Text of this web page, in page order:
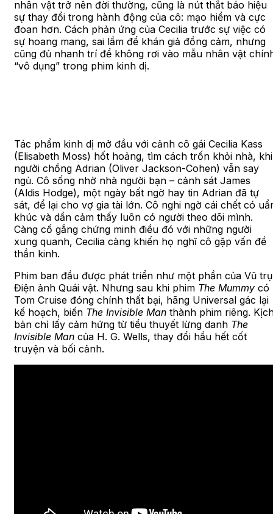
nhân vật trở nên đời thường, cũng là nút thắt báo hiệu
sự thay đổi trong hành động của cô: mạo hiểm và cực
đoan hơn. Cách phản ứng của Cecilia trước sự việc có
sự hoang mang, sai lầm để khán giả đồng cảm, nhưng
cũng đủ nhanh trí để không rơi vào mẫu nhân vật
“vô dụng” trong phim kinh dị.
Tác phẩm kinh dị mở đầu với cảnh cô gái Cecilia Kass
(Elisabeth Moss) hốt hoảng, tìm cách trốn khỏi nhà, khi
người chồng Adrian (Oliver Jackson-Cohen) vẫn say
ngủ. Cô sống nhờ nhà người bạn – cảnh sát James
(Aldis Hodge), một ngày bất ngờ hay tin Adrian đã tự
sát, để lại cho vợ gia tài lớn. Cô nghi ngờ cái chết có
khúc và dần cảm thấy luôn có người theo dõi mình.
Càng cố gắng chứng minh điều đó với những người
xung quanh, Cecilia càng khiến họ nghĩ cô gặp vấn đề
thần kinh.
Phim ban đầu được phát triển như một phần của Vũ trụ
Điện ảnh Quái vật. Nhưng sau khi phim The Mummy có
Tom Cruise đóng chính thất bại, hãng Universal gác lại
kế hoạch, biến The Invisible Man thành phim riêng.
bản chỉ lấy cảm hứng từ tiểu thuyết lừng danh The
Invisible Man của H. G. Wells, thay đổi hầu hết cốt
truyện và bối cảnh.